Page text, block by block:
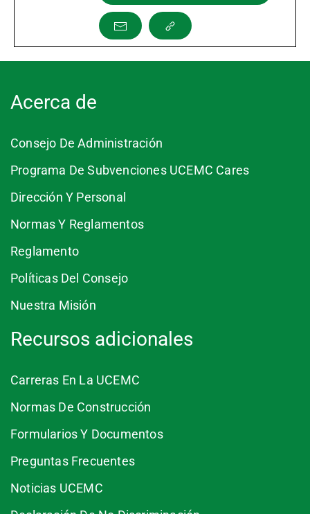
Acerca de
Consejo De Administración
Programa De Subvenciones UCEMC Cares
Dirección Y Personal
Normas Y Reglamentos
Reglamento
Políticas Del Consejo
Nuestra Misión
Recursos adicionales
Carreras En La UCEMC
Normas De Construcción
Formularios Y Documentos
Preguntas Frecuentes
Noticias UCEMC